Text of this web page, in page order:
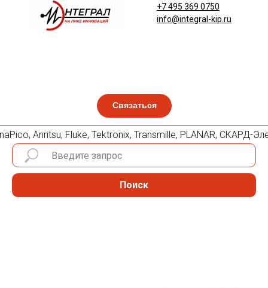
Связаться
+7 495 369 0750
info@integral-kip.ru
Anritsu, Fluke, Tektronix, Transmille, PLANAR, СКАРД-
Поиск